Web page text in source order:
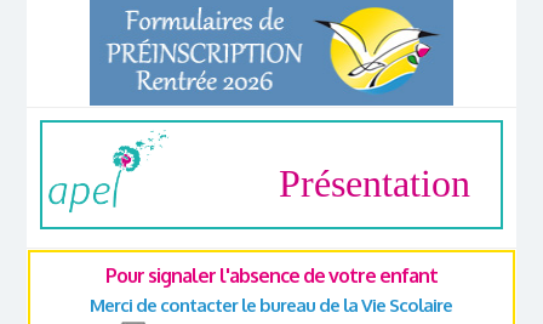
Présentation
Pour signaler l'absence de votre enfant
Merci de contacter le bureau de la Vie Scolaire